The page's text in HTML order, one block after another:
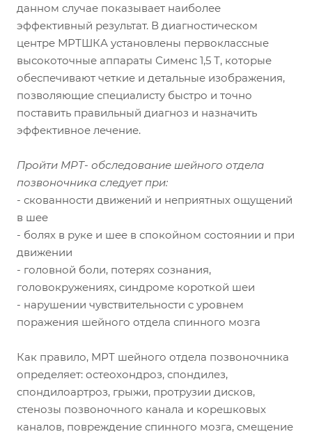
данном случае показывает наиболее
эффективный результат. В диагностическом
центре МРТШКА установлены первоклассные
высокоточные аппараты Сименс 1,5 Т, которые
обеспечивают четкие и детальные изображения,
позволяющие специалисту быстро и точно
поставить правильный диагноз и назначить
эффективное лечение.
Пройти МРТ- обследование шейного отдела
позвоночника следует при:
- скованности движений и неприятных ощущений
в шее
- болях в руке и шее в спокойном состоянии и при
движении
- головной боли, потерях сознания,
головокружениях, синдроме короткой шеи
- нарушении чувствительности с уровнем
поражения шейного отдела спинного мозга
Как правило, МРТ шейного отдела позвоночника
определяет: остеохондроз, спондилез,
спондилоартроз, грыжи, протрузии дисков,
стенозы позвоночного канала и корешковых
каналов, повреждение спинного мозга, смещение